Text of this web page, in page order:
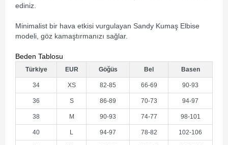
ediniz.
Minimalist bir hava etkisi vurgulayan Sandy Kumaş Elbise
modeli, göz kamaştırmanızı sağlar.
Beden Tablosu
Türkiye EUR Göğüs Bel Basen
34 XS 82-85 66-69 90-93
36 S 86-89 70-73 94-97
38 M 90-93 74-77 98-101
40 L 94-97 78-82 102-106